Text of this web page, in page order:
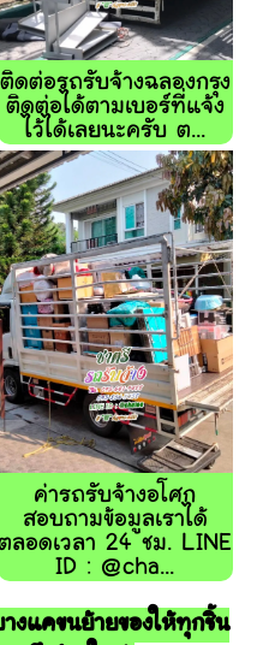
ติดต่อรถรับจ้างฉลองกรุง
ติดต่อได้ตามเบอร์ที่แจ้ง
ไว้ได้เลยนะครับ ต...
ค่ารถรับจ้างอโศก
สอบถามข้อมูลเราได้
ลอดเวลา 24 ชม. LINE
ID : @cha...
งแคขนย้ายของให้ทุกชิ้น